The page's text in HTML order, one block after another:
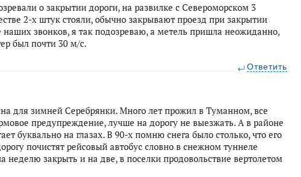
о закрытии дороги, на развилке с Североморском 3
2-х штук стояли, обычно закрывают проезд при закрытии
наших звонков, я так подозреваю, а метель пришла неожиданно,
был почти 30 м/с.
Ответить
для зимней Серебрянки. Много лет прожил в Туманном, все
предупреждение, лучше на дорогу не выезжать. А в районе
буквально на глазах. В 90-х помню снега было столько, что его
почистят рейсовый автобус словно в снежном туннеле
неделю закрыть и на две, в поселки продовольствие вертолетом